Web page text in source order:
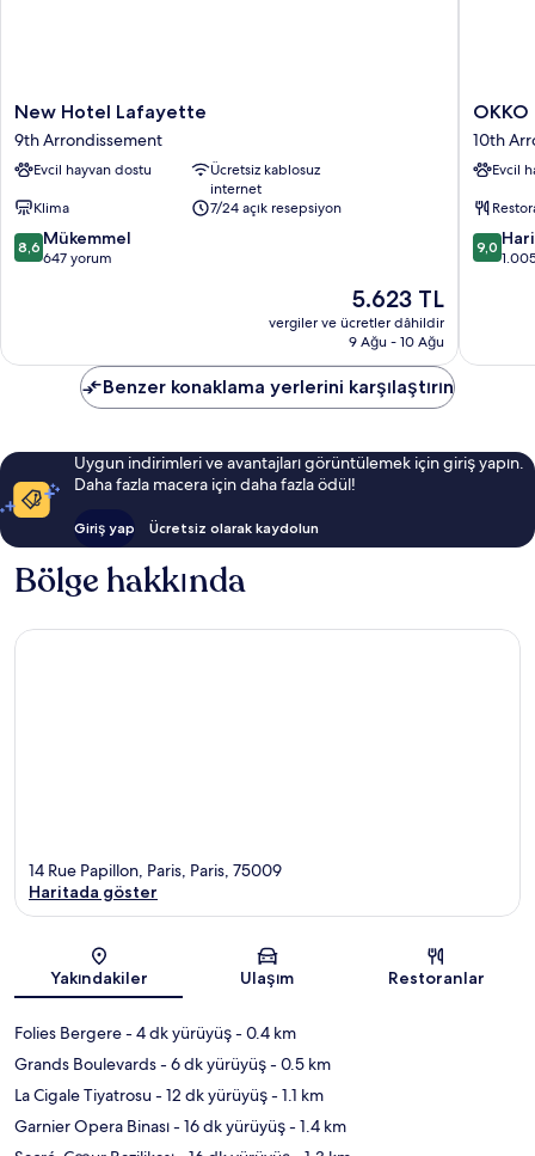
New
Hotel
Lafayette
9th
New Hotel Lafayette
9th Arrondissement
Evcil hayvan dostu
Ücretsiz kablosuz
internet
Klima
7/24 açık resepsiyon
10
üzerinden
8,6 Mükemmel
647 yorum
Güncel
fiyat:
5.623 TL
5.623 TL
vergiler ve ücretler dâhildir
9 Ağu - 10 Ağu
OKKO
Hotels
Paris
Gare
l'Est
10th
10th
Evcil
10
9,0
Benzer konaklama yerlerini karşılaştırın
Uygun indirimleri ve avantajları görüntülemek için giriş yapın.
Daha fazla macera için daha fazla ödül!
Giriş yap Ücretsiz olarak kaydolun
Bölge hakkında
Harita
14 Rue Papillon, Paris, Paris, 75009
Haritada göster
Yakındakiler Ulaşım Restoranlar
Folies Bergere- 4 dk yürüyüş- 0.4 km
Grands Boulevards- 6 dk yürüyüş- 0.5 km
La Cigale Tiyatrosu- 12 dk yürüyüş- 1.1 km
Garnier Opera Binası- 16 dk yürüyüş- 1.4 km